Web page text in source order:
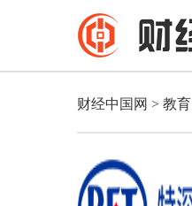
财经中国网 > 教育